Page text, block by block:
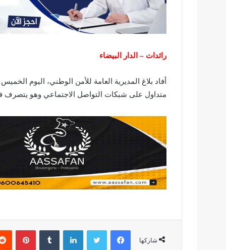
رائدات – الدار البيضاء
متداول على شبكات التواصل الاجتماعي وهو يتصرف
شاركها
فيسبوك تويتر لينكدإن